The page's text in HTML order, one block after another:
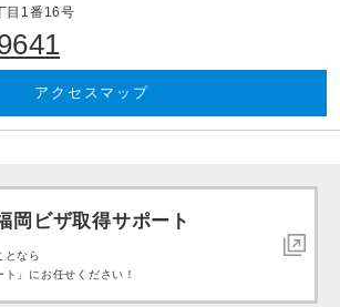
目1番16号
アクセスマップ
岡ビザ取得サポート
となら
ト」にお任せください！